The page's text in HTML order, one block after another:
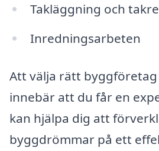
Takläggning och
Inredningsarbeten
Att välja rätt byggföretag
innebär att du får en
kan hjälpa dig att
byggdrömmar på ett